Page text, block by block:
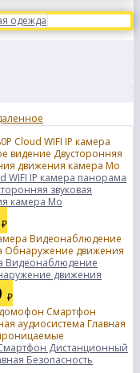
одежда
WIFI IP камера панорама
звуковая
камера Мо
₽
Видеонаблюдение
движения
₽
Дистанционный
Безопасность